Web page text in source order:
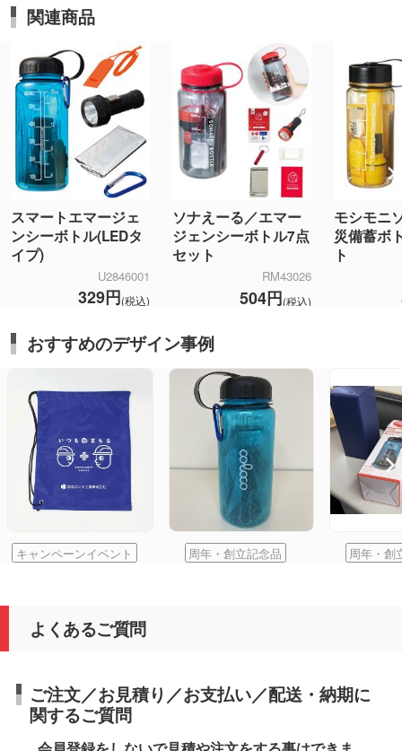
関連商品
スマートエマージェ
ンシーボトル(LEDタ
イプ)
U2846001
329円(税込)
ソナえーる／エマー
ジェンシーボトル7点
セット
RM43026
504円(税込)
モシモニ
災備蓄ボ
ト
おすすめのデザイン事例
キャンペーンイベント 周年・創立記念品 周年・創
よくあるご質問
ご注文／お見積り／お支払い／配送・納期に
関するご質問